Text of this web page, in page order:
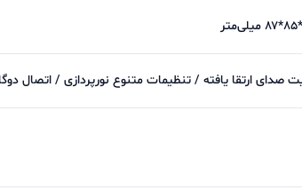
صدای ارتقا یافته / تنظیمات متنوع نورپردازی / اتصال